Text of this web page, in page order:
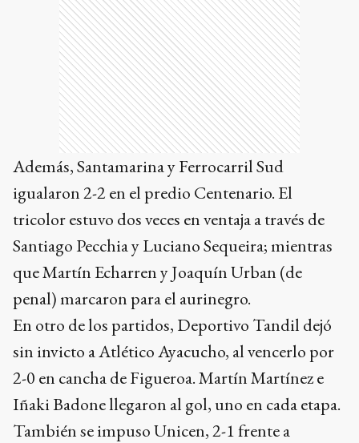
Además, Santamarina y Ferrocarril Sud
igualaron 2-2 en el predio Centenario. El
tricolor estuvo dos veces en ventaja a través de
Santiago Pecchia y Luciano Sequeira; mientras
que Martín Echarren y Joaquín Urban (de
penal) marcaron para el aurinegro.
En otro de los partidos, Deportivo Tandil dejó
sin invicto a Atlético Ayacucho, al vencerlo por
2-0 en cancha de Figueroa. Martín Martínez e
Iñaki Badone llegaron al gol, uno en cada etapa.
También se impuso Unicen, 2-1 frente a